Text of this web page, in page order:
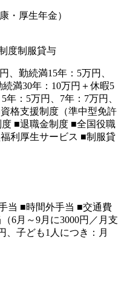
・厚生年金）
度制服貸与
、勤続満15年：5万円、
満30年：10万円＋休暇5
：5万円、7年：7万円、
格支援制度（準中型免許
■退職金制度 ■全国役職
利厚生サービス ■制服貸
当 ■時間外手当 ■交通費
6月～9月に3000円／月支
、子ども1人につき：月